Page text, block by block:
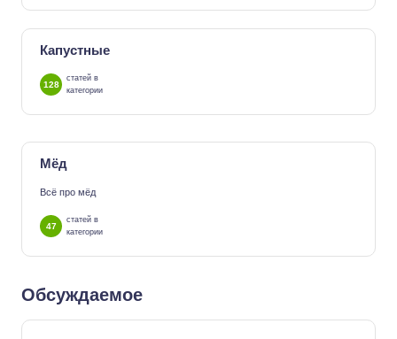
Капустные
128
статей в
категории
Мёд
Всё про мёд
47
статей в
категории
Обсуждаемое